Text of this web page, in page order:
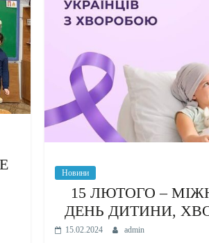
Новини
15 ЛЮТОГО –
ДЕНЬ ДИТИНИ,
15.02.2024 admin